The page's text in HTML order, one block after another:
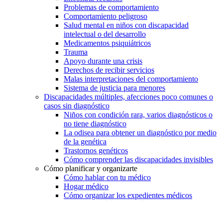
Problemas de comportamiento
Comportamiento peligroso
Salud mental en niños con discapacidad
intelectual o del desarrollo
Medicamentos psiquiátricos
Trauma
Apoyo durante una crisis
Derechos de recibir servicios
Malas interpretaciones del comportamiento
Sistema de justicia para menores
Discapacidades múltiples, afecciones poco comunes o
casos sin diagnóstico
Niños con condición rara, varios diagnósticos o
no tiene diagnóstico
La odisea para obtener un diagnóstico por medio
de la genética
Trastornos genéticos
Cómo comprender las discapacidades invisibles
Cómo planificar y organizarte
Cómo hablar con tu médico
Hogar médico
Cómo organizar los expedientes médicos